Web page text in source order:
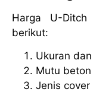
Harga U-
berikut:
Ukuran
Mutu
Jenis